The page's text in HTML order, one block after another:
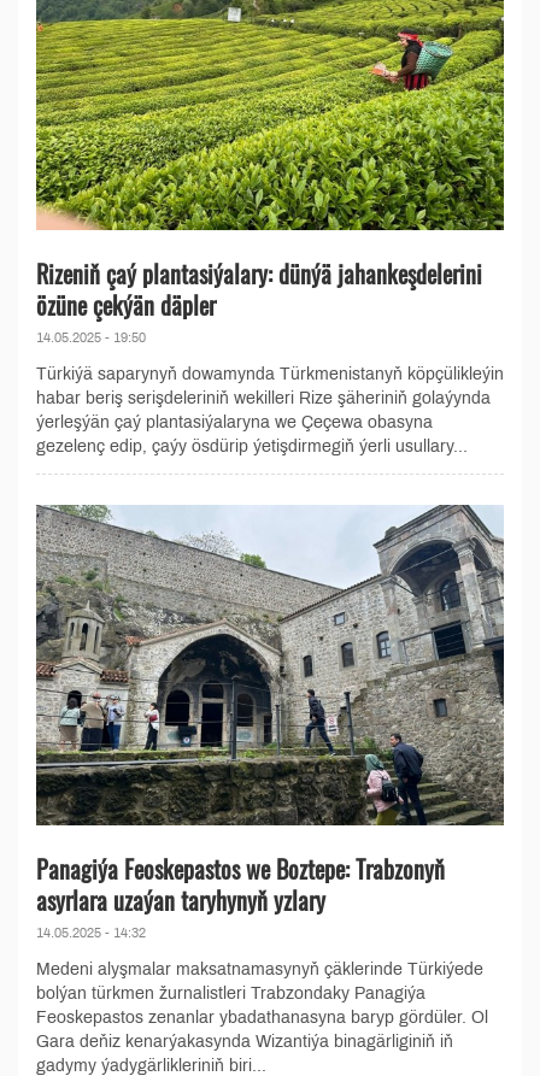
Rizeniň çaý plantasiýalary: dünýä jahankeşdelerini
özüne çekýän däpler
14.05.2025 - 19:50
Türkiýä saparynyň dowamynda Türkmenistanyň köpçülikleýin
habar beriş serişdeleriniň wekilleri Rize şäheriniň golaýynda
ýerleşýän çaý plantasiýalaryna we Çeçewa obasyna
gezelenç edip, çaýy ösdürip ýetişdirmegiň ýerli usullary...
Panagiýa Feoskepastos we Boztepe: Trabzonyň
asyrlara uzaýan taryhynyň yzlary
14.05.2025 - 14:32
Medeni alyşmalar maksatnamasynyň çäklerinde Türkiýede
bolýan türkmen žurnalistleri Trabzondaky Panagiýa
Feoskepastos zenanlar ybadathanasyna baryp gördüler. Ol
Gara deňiz kenarýakasynda Wizantiýa binagärliginiň iň
gadymy ýadygärlikleriniň biri...